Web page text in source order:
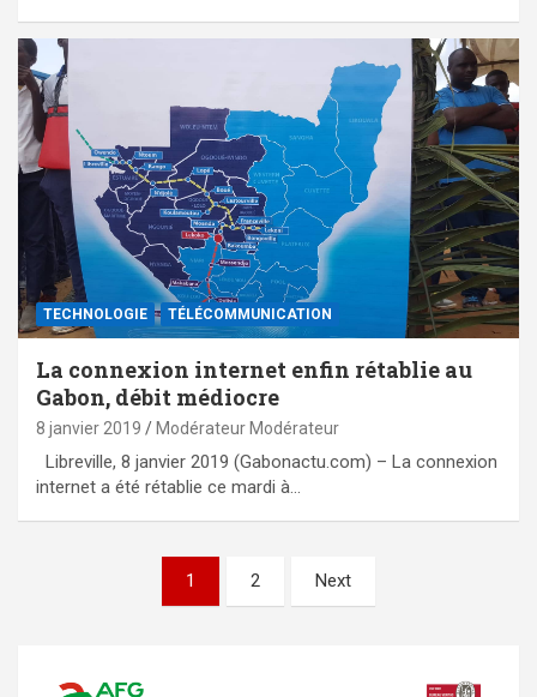
TECHNOLOGIE TÉLÉCOMMUNICATION
La connexion internet enfin rétablie au
Gabon, débit médiocre
8 janvier 2019 Modérateur Modérateur
Libreville, 8 janvier 2019 (Gabonactu.com) – La connexion
internet a été rétablie ce mardi à…
1 2 Next